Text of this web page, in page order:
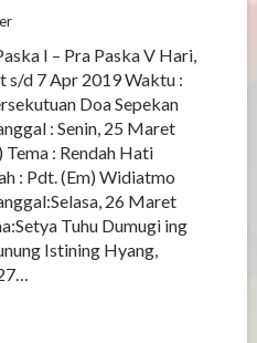
I – Pra Paska V Hari,
s/d 7 Apr 2019 Waktu :
Doa Sepekan
: Senin, 25 Maret
: Rendah Hati
: Pdt. (Em) Widiatmo
26 Maret
Tuhu Dumugi ing
Istining Hyang,